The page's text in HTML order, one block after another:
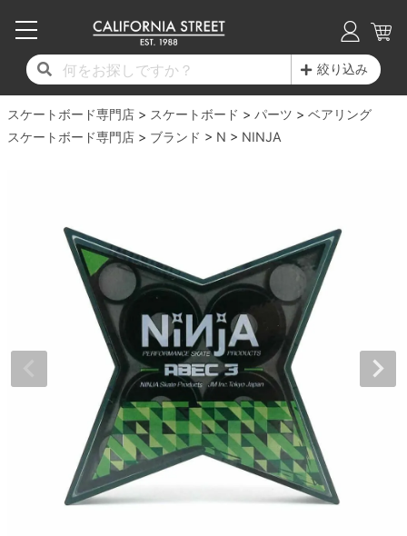
絞り込み
スケートボード専門店 スケートボード パーツ
ベアリング
スケートボード専門店
ブランド N NINJA
17時までのご注文は当日発送！
11,000円以上で送料無料！
毎月1日はポイント5倍！10日と20日は3倍！
17時までのご注文は当日発送！
11,000円以上で送料無料！
毎月1日はポイント5倍！10日と20日は3倍！
サイズからデッキを選ぶ
子供用デッキ
7.0inch以下
7.7inch
トラック
17時までのご注文は当日発送！
11,000円以上で送料無料！
毎月1日はポイント5倍！10日と20日は3倍！
適合デッキサイズから選ぶ
7.0inch以下
7.2inch
7.8inch
ウィール
17時までのご注文は当日発送！
11,000円以上で送料無料！
毎月1日はポイント5倍！10日と20日は3倍！
ウィールをサイズから選ぶ
50mm
51mm
56mm
スピットファイヤー F4（フォーミュラフォ
ボーンズ XF（エックスフォーミュラ）
ボーンズ STF（エスティーエフ）
パウエルペラルタ DF（ドラゴンフォーミュ
ベアリング
デッキテープ
ボルト
パーツ・その他
17時までのご注文は当日発送！
11,000円以上で送料無料！
毎月1日はポイント5倍！10日と20日は3倍！
シューズをサイズから選ぶ
20cm
21cm
24cm
25.5cm
シューレース・その他
17時までのご注文は当日発送！
11,000円以上で送料無料！
毎月1日はポイント5倍！10日と20日は3倍！
ジャケット
パーカー
トレーナー・セーター
ショーツ
長袖ボタンシャツ
17時までのご注文は当日発送！
11,000円以上で送料無料！
毎月1日はポイント5倍！10日と20日は3倍！
17時までのご注文は当日発送！
11,000円以上で送料無料！
毎月1日はポイント5倍！10日と20日は3倍！
徹底解析
スタッフおすすめアイテム
ブランド紹介
INFO
スケートパーク情報
17時までのご注文は当日発送！
11,000円以上で送料無料！
毎月1日はポイント5倍！10日と20日は3倍！
スタッフ紹介
カリフォルニアストリートの歴史
プライバシーポリシー
特定商取引法に基づく表記